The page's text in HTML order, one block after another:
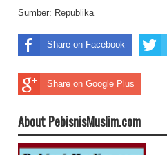
Sumber: Republika
Share on Facebook
Share on Google Plus
About PebisnisMuslim.com